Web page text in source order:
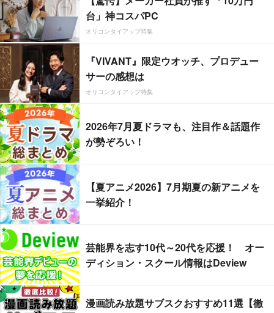
台」神コスパPC
オリコンタイアップ特集
『VIVANT』限定ウオッチ、プロデュー
サーの感想は
オリコンタイアップ特集
2026年7月夏ドラマも、注目作＆話題作
が勢ぞろい！
【夏アニメ2026】7月期夏の新アニメを
一挙紹介！
芸能界を志す10代～20代を応援！ オー
ディション・スクール情報はDeview
漫画読み放題サブスクおすすめ11選【徹